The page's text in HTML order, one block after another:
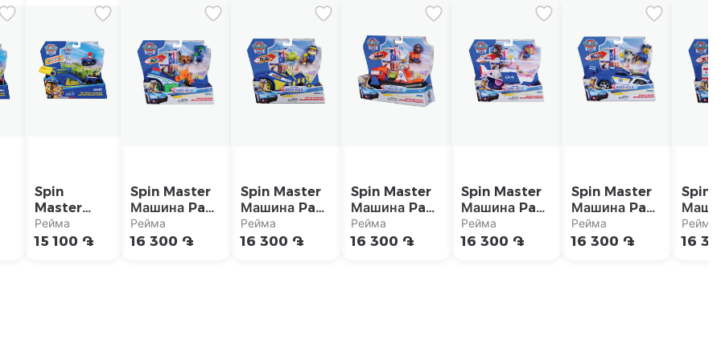
Spin
Master
Пусковая
установка
Рейма
15 100 ֏
Spin Master
Машина Paw
patrol "Рокки
поисково-
Рейма
16 300 ֏
Spin Master
Машина Paw
patrol "Раббл
поисково-
Рейма
16 300 ֏
Spin Master
Машина Paw
patrol "Зума
поисково-
Рейма
16 300 ֏
Spin Master
Машина Paw
patrol "Скай
поисково-
Рейма
16 300 ֏
Spin Master
Машина Paw
patrol "Чейс
поисково-
Рейма
16 300 ֏
Spin
Рейма
16